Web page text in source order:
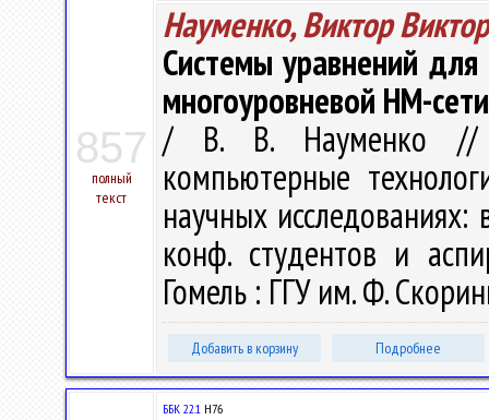
857
полный
текст
Науменко, Виктор
Системы уравнений
многоуровневой HM-сети
/ В. В. Науменко //
компьютерные
научных
конф. студентов и
Гомель : ГГУ им. Ф.
Добавить в корзину Подробнее
ББК 22.1 H76